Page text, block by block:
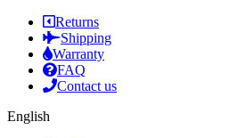
Returns
Shipping
Warranty
FAQ
Contact us
English